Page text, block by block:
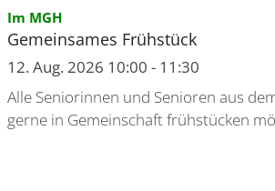
Im MGH:
Gemeinsames Frühstück
12. Aug. 2026 10:00 - 11:30
Alle Seniorinnen und Senioren aus
gerne in Gemeinschaft frühstücken